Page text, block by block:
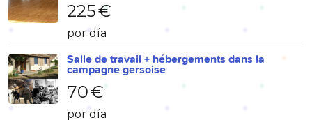
225 €
por día
Salle de travail + hébergements dans la
campagne gersoise
70 €
por día